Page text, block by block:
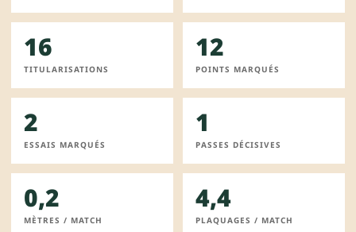
16
TITULARISATIONS
12
POINTS MARQUÉS
2
ESSAIS MARQUÉS
1
PASSES DÉCISIVES
0,2
MÈTRES / MATCH
4,4
PLAQUAGES / MATCH